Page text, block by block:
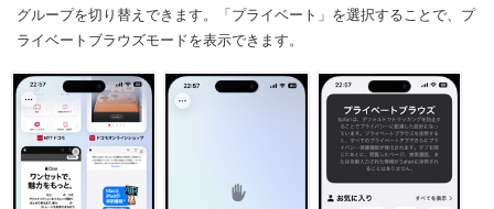
グループを切り替えできます。「プライベート」を選択することで、プ
ライベートブラウズモードを表示できます。